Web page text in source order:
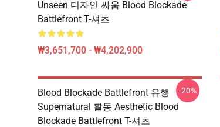
Unseen 디자인 싸움 Blood Blockade
Battlefront T-셔츠
₩3,651,700 - ₩4,202,900
Blood Blockade Battlefront 유행
Supernatural 활동 Aesthetic Blood
Blockade Battlefront T-셔츠
-20%